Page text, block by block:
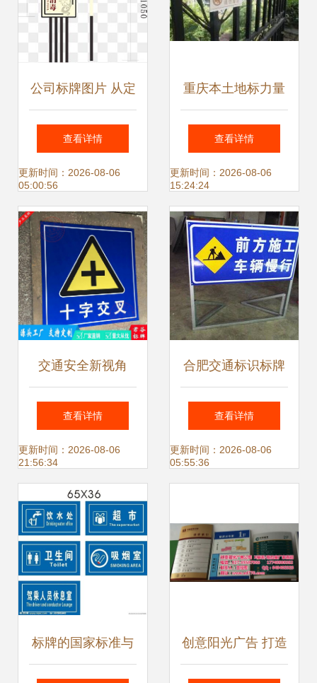
公司标牌图片 从定
义到创意下载指南
查看详情
更新时间：2026-08-06
05:00:56
重庆本土地标力量
聚焦连锁餐饮与饮
品店标识标牌的优
质供应链
查看详情
更新时间：2026-08-06
15:24:24
交通安全新视角
C4D打造可商用十
字交叉标识设计指
南
查看详情
更新时间：2026-08-06
21:56:34
合肥交通标识标牌
批发市场 品质与效
率并行
查看详情
更新时间：2026-08-06
05:55:36
标牌的国家标准与 创意阳光广告 打造